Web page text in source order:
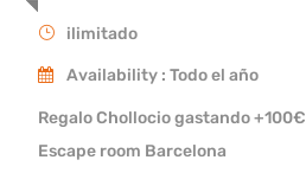
ilimitado
Availability : Todo el año
Regalo Chollocio gastando +100€
Escape room Barcelona